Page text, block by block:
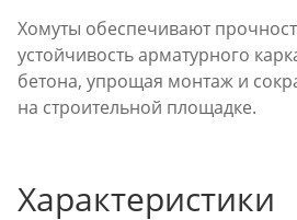
Хомуты обеспечивают
устойчивость арматурного
бетона, упрощая монтаж и
на строительной площадке.
Характеристики